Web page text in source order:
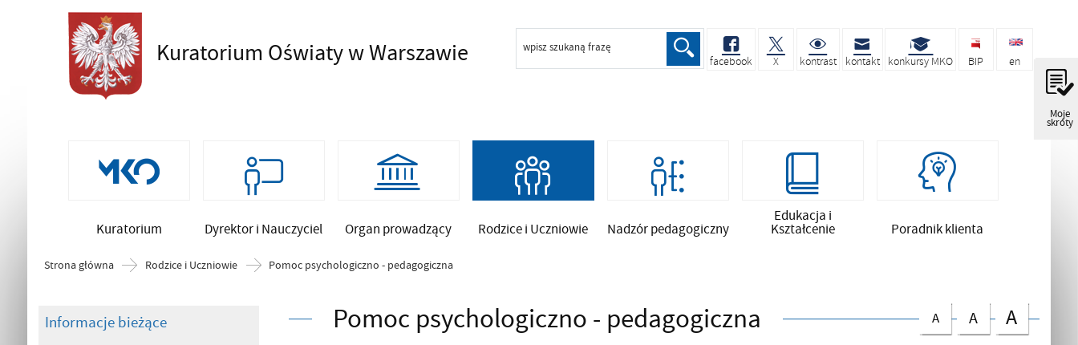
Moje
skróty
Kuratorium Oświatyw Warszawie wpisz szukaną frazę
Szukaj
facebook X kontrast kontakt konkursy MKO BIP en
Kuratorium Dyrektor i Nauczyciel Organ prowadzący Rodzice i Uczniowie Nadzór pedagogiczny
Edukacja i
Kształcenie Poradnik klienta
Strona główna Rodzice i Uczniowie Pomoc psychologiczno - pedagogiczna
Informacje bieżące
Pomoc psychologiczno - pedagogiczna A A A